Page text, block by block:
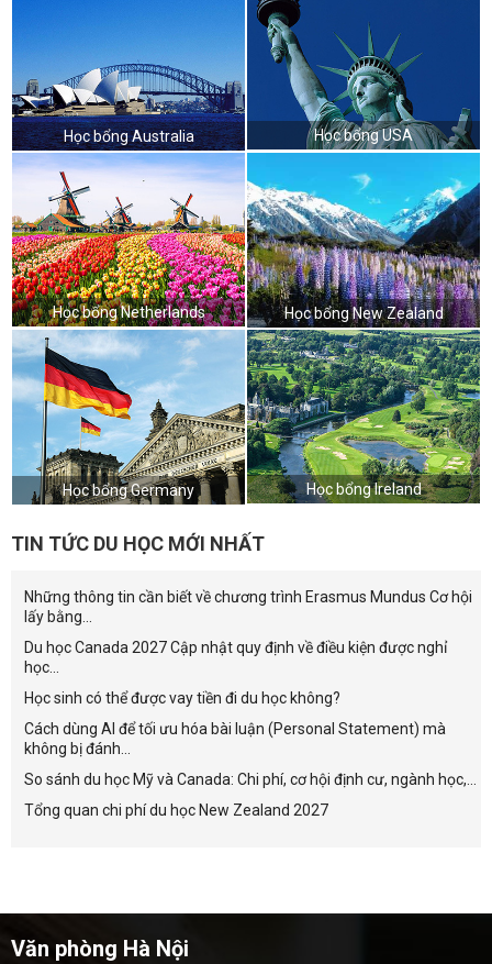
Học bổng Australia Học bổng USA
Học bổng Netherlands Học bổng New Zealand
Học bổng Germany Học bổng Ireland
TIN TỨC DU HỌC MỚI NHẤT
Những thông tin cần biết về chương trình Erasmus Mundus Cơ hội
lấy bằng...
Du học Canada 2027 Cập nhật quy định về điều kiện được nghỉ
học...
Học sinh có thể được vay tiền đi du học không?
Cách dùng AI để tối ưu hóa bài luận (Personal Statement) mà
không bị đánh...
So sánh du học Mỹ và Canada: Chi phí, cơ hội định cư, ngành học,...
Tổng quan chi phí du học New Zealand 2027
Văn phòng Hà Nội